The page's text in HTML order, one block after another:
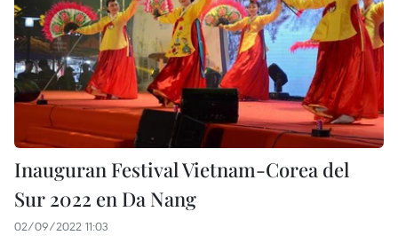
Inauguran Festival Vietnam-Corea del
Sur 2022 en Da Nang
02/09/2022 11:03